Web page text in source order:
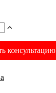
консультацию